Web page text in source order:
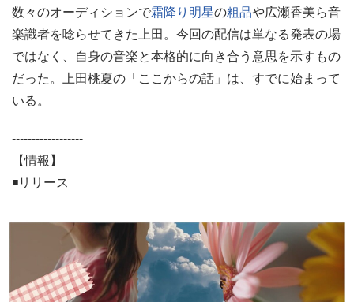
数々のオーディションで霜降り明星の粗品や広瀬香美ら音
楽識者を唸らせてきた上田。今回の配信は単なる発表の場
ではなく、自身の音楽と本格的に向き合う意思を示すもの
だった。上田桃夏の「ここからの話」は、すでに始まって
いる。
------------------
【情報】
◾️リリース